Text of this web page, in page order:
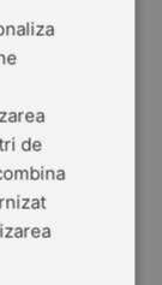
de